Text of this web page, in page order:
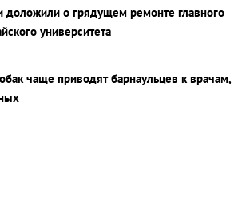
доложили о грядущем ремонте главного
университета
чаще приводят барнаульцев к врачам,